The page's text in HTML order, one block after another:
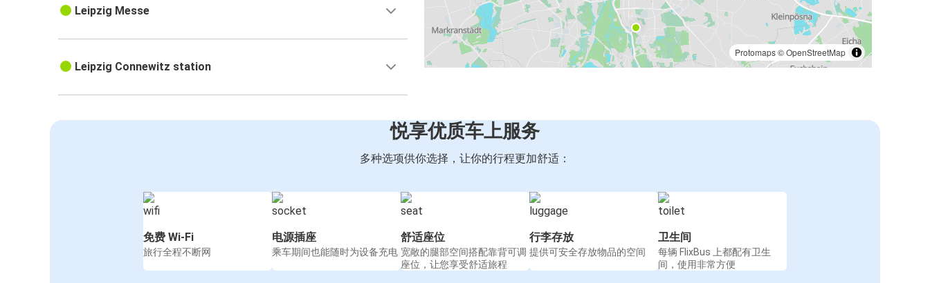
Protomaps©OpenStreetMap
Leipzig Messe
Leipzig Connewitz station
悦享优质车上服务
多种选项供你选择，让你的行程更加舒适：
免费 Wi-Fi
旅行全程不断网
电源插座
乘车期间也能随时为设备充电
舒适座位
宽敞的腿部空间搭配靠背可调
座位，让您享受舒适旅程
行李存放
提供可安全存放物品的空间
卫生间
每辆 FlixBus 上都配有卫生
间，使用非常方便